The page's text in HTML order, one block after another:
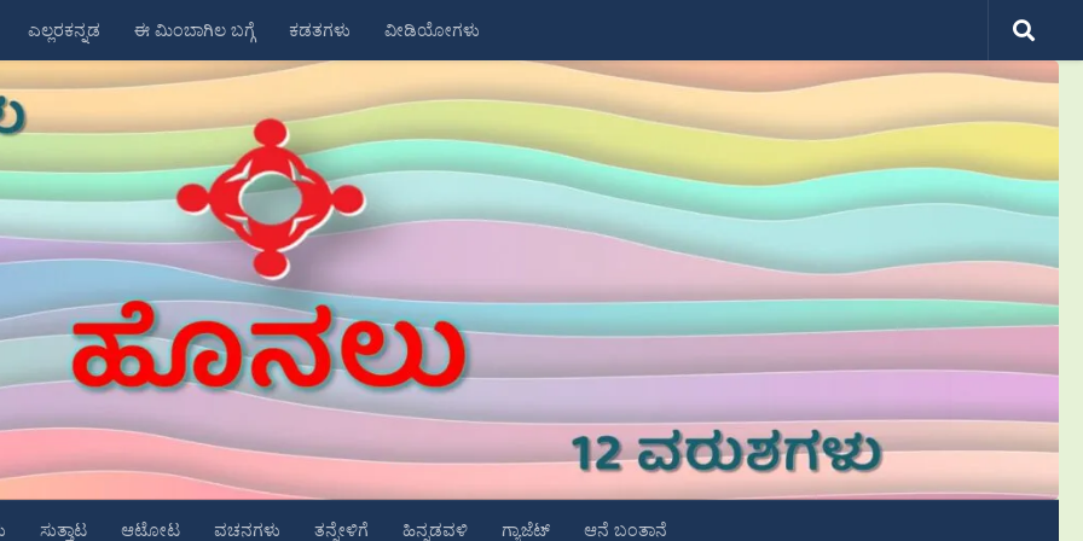
ಎಲ್ಲರಕನ್ನಡ ಈ ಮಿಂಬಾಗಿಲ ಬಗ್ಗೆ ಕಡತಗಳು ವೀಡಿಯೋಗಳು
ಸುತ್ತಾಟ ಆಟೋಟ ವಚನಗಳು ತನ್ನೇಳಿಗೆ ಹಿನ್ನಡವಳಿ ಗ್ಯಾಜೆಟ್ ಆನೆ ಬಂತಾನೆ